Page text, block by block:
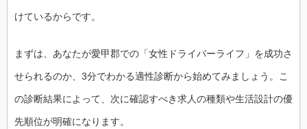
けているからです。
まずは、あなたが愛甲郡での「女性ドライバーライフ」を成功さ
せられるのか、3分でわかる適性診断から始めてみましょう。こ
の診断結果によって、次に確認すべき求人の種類や生活設計の優
先順位が明確になります。